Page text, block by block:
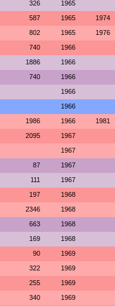
326 1965
587 1965 1974
802 1965 1976
740 1966
1886 1966
740 1966
1966
1966
1986 1966 1981
2095 1967
1967
87 1967
111 1967
197 1968
2346 1968
663 1968
169 1968
90 1969
322 1969
255 1969
340 1969